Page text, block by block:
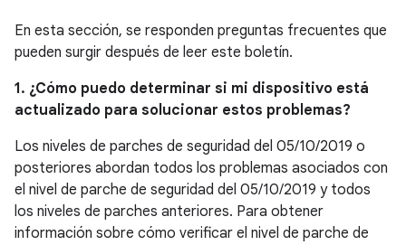
En esta sección, se responden preguntas frecuentes que
pueden surgir después de leer este boletín.
1. ¿Cómo puedo determinar si mi dispositivo está
actualizado para solucionar estos problemas?
Los niveles de parches de seguridad del 05/10/2019 o
posteriores abordan todos los problemas asociados con
el nivel de parche de seguridad del 05/10/2019 y todos
los niveles de parches anteriores. Para obtener
información sobre cómo verificar el nivel de parche de